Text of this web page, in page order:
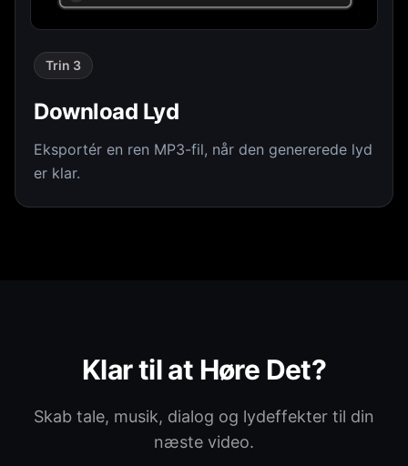
Trin 3
Download Lyd
Eksportér en ren MP3-fil, når den genererede lyd
er klar.
Klar til at Høre Det?
Skab tale, musik, dialog og lydeffekter til din
næste video.